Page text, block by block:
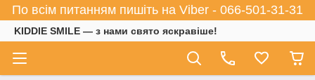
По всім питанням пишіть на Viber - 066-501-31-31
KIDDIE SMILE — з нами свято яскравіше!